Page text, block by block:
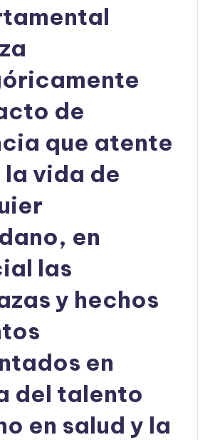
de
que atente
vida de
en
las
y hechos
en
del talento
en salud y la